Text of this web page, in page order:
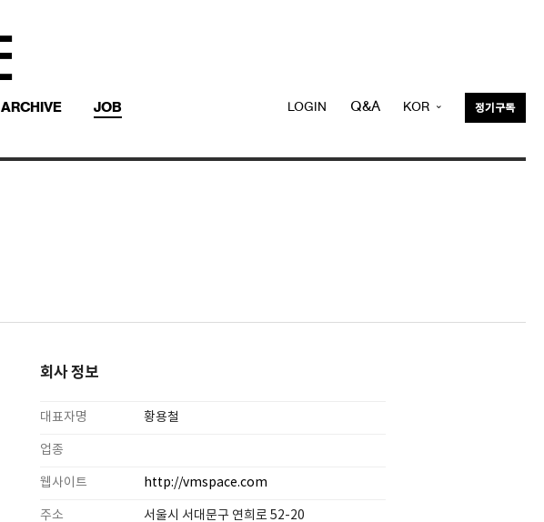
ARCHIVE
JOB
LOGIN Q&A KOR 정기구독
회사 정보
대표자명 황용철
업종
웹사이트 http://vmspace.com
주소 서울시 서대문구 연희로 52-20